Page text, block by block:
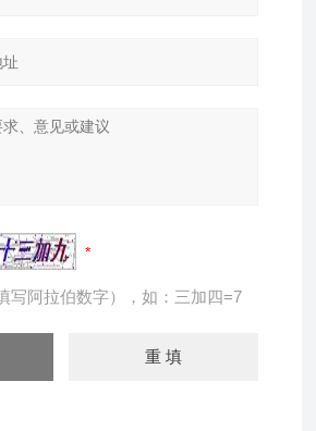
写阿拉伯数字），如：三加四=7